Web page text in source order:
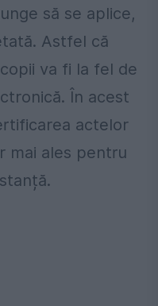
să se aplice,
Astfel că
va fi la fel de
În acest
actelor
mai ales pentru